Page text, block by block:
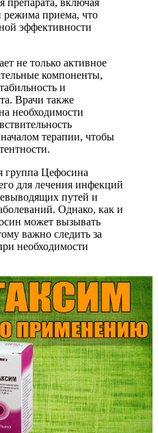
режима приема, что
эффективности
не только активное
компоненты,
и
Врачи также
необходимости
терапии, чтобы
группа Цефосина
для лечения инфекций
путей и
Однако, как и
может вызывать
важно следить за
необходимости